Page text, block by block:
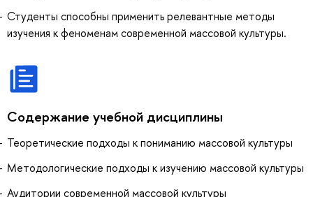
Студенты способны применить релевантные методы
изучения к феноменам современной массовой культуры.
Содержание учебной дисциплины
Теоретические подходы к пониманию массовой культуры
Методологические подходы к изучению массовой культуры
Аудитории современной массовой культуры